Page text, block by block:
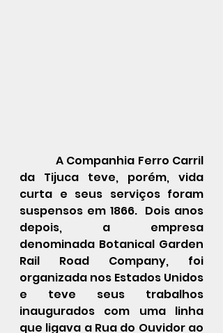
da Tijuca teve, porém, vida
curta e seus serviços foram
suspensos em 1866.  Dois anos
depois, a empresa
denominada Botanical Garden
Rail Road Company, foi
organizada nos Estados Unidos
e teve seus trabalhos
inaugurados com uma linha
que ligava a Rua do Ouvidor ao